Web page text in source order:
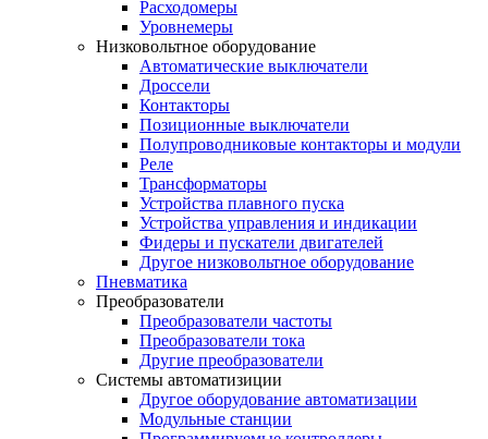
Расходомеры
Уровнемеры
Низковольтное оборудование
Автоматические выключатели
Дроссели
Контакторы
Позиционные выключатели
Полупроводниковые контакторы и модули
Реле
Трансформаторы
Устройства плавного пуска
Устройства управления и индикации
Фидеры и пускатели двигателей
Другое низковольтное оборудование
Пневматика
Преобразователи
Преобразователи частоты
Преобразователи тока
Другие преобразователи
Системы автоматизиции
Другое оборудование автоматизации
Модульные станции